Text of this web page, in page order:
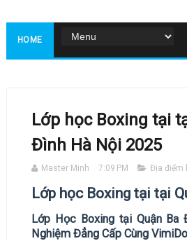
HOME
Lớp học Boxing tại
Đình Hà Nội 2025
Master Minh 7:09 PM Địa điểm
Lớp học Boxing tại tại
Lớp Học Boxing tại Quận Ba
Nghiệm Đẳng Cấp Cùng